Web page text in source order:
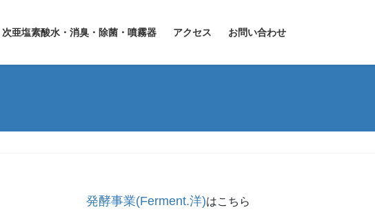
次亜塩素酸水・消臭・除菌・噴霧器 アクセス お問い合わせ
発酵事業(Ferment.洋)はこちら